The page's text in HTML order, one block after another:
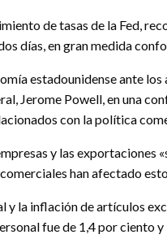
de tasas de la Fed,
días, en gran medida
estadounidense ante
Jerome Powell, en una
con la política
y las
han afectado
y la inflación de artículos
fue de 1,4 por ciento